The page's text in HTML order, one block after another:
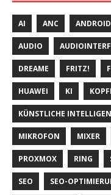
AI ANC ANDROID
AUDIO
DREAME FRITZ!
HUAWEI KI
KÜNSTLICHE
MIKROFON MIXER
PROXMOX RING
SEO SEO-